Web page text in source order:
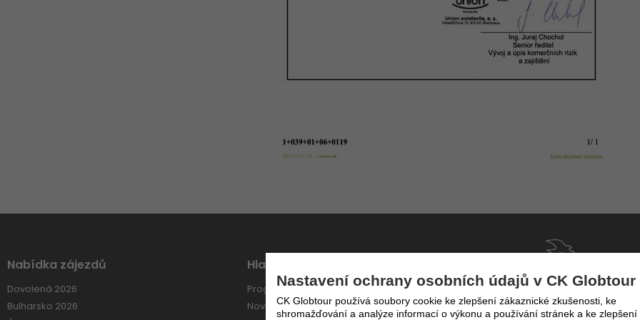
Nabídka zájezdů
Dovolená 2026
Bulharsko 2026
Hlavní Menu
Program 60+
Novinky e-mailem
infolinka
Nastavení ochrany osobních údajů v CK Globtour
CK Globtour používá soubory cookie ke zlepšení zákaznické zkušenosti, ke
shromažďování a analýze informací o výkonu a používání stránek a ke zlepšení